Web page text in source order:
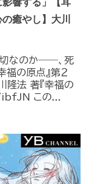
影響する」【耳
癒やし】大川
切なのか――、死
福の原点』第２
隆法 著『幸福の
この...